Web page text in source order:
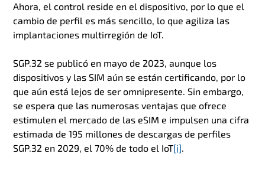
Ahora, el control reside en el dispositivo, por lo que el
cambio de perfil es más sencillo, lo que agiliza las
implantaciones multirregión de IoT.
SGP.32 se publicó en mayo de 2023, aunque los
dispositivos y las SIM aún se están certificando, por lo
que aún está lejos de ser omnipresente. Sin embargo,
se espera que las numerosas ventajas que ofrece
estimulen el mercado de las eSIM e impulsen una cifra
estimada de 195 millones de descargas de perfiles
SGP.32 en 2029, el 70% de todo el IoT[i].